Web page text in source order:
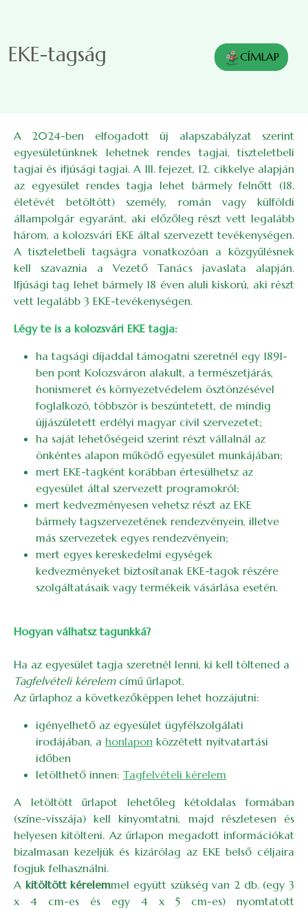
EKE-tagság CÍMLAP
A 2024-ben elfogadott új alapszabályzat szerint
egyesületünknek lehetnek rendes tagjai, tiszteletbeli
tagjai és ifjúsági tagjai. A III. fejezet, 12. cikkelye alapján
az egyesület rendes tagja lehet bármely felnőtt (18.
életévét betöltött) személy, román vagy külföldi
állampolgár egyaránt, aki előzőleg részt vett legalább
három, a kolozsvári EKE által szervezett tevékenységen.
A tiszteletbeli tagságra vonatkozóan a közgyűlésnek
kell szavaznia a Vezető Tanács javaslata alapján.
Ifjúsági tag lehet bármely 18 éven aluli kiskorú, aki részt
vett legalább 3 EKE-tevékenységen.
Légy te is a kolozsvári EKE tagja:
ha tagsági díjaddal támogatni szeretnél egy 1891-
ben pont Kolozsváron alakult, a természetjárás,
honismeret és környezetvédelem ösztönzésével
foglalkozó, többször is beszüntetett, de mindig
újjászületett erdélyi magyar civil szervezetet;
ha saját lehetőségeid szerint részt vállalnál az
önkéntes alapon működő egyesület munkájában;
mert EKE-tagként korábban értesülhetsz az
egyesület által szervezett programokról;
mert kedvezményesen vehetsz részt az EKE
bármely tagszervezetének rendezvényein, illetve
más szervezetek egyes rendezvényein;
mert egyes kereskedelmi egységek
kedvezményeket biztosítanak EKE-tagok részére
szolgáltatásaik vagy termékeik vásárlása esetén.
Hogyan válhatsz tagunkká?
Ha az egyesület tagja szeretnél lenni, ki kell töltened a
Tagfelvételi kérelemcímű űrlapot.
Az űrlaphoz a következőképpen lehet hozzájutni:
igényelhető az egyesület ügyfélszolgálati
irodájában, a honlapon közzétett nyitvatartási
időben
letölthető innen: Tagfelvételi kérelem
A letöltött űrlapot lehetőleg kétoldalas formában
(színe-visszája) kell kinyomtatni, majd részletesen és
helyesen kitölteni. Az űrlapon megadott információkat
bizalmasan kezeljük és kizárólag az EKE belső céljaira
fogjuk felhasználni.
A kitöltött kérelemmel együtt szükség van 2 db. (egy 3
x 4 cm-es és egy 4 x 5 cm-es) nyomtatott